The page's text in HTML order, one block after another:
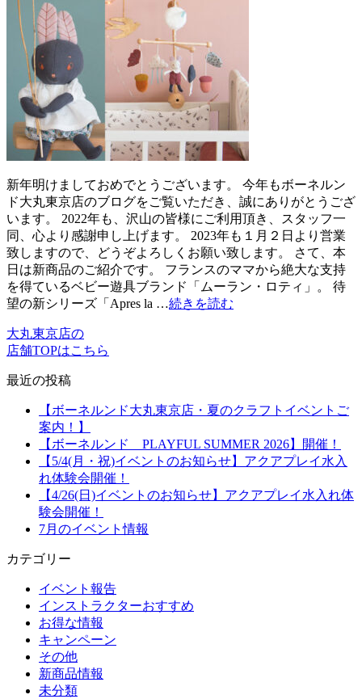
新年明けましておめでとうございます。 今年もボーネルン
ド大丸東京店のブログをご覧いただき、誠にありがとうござ
います。 2022年も、沢山の皆様にご利用頂き、スタッフ一
同、心より感謝申し上げます。 2023年も１月２日より営業
致しますので、どうぞよろしくお願い致します。 さて、本
日は新商品のご紹介です。 フランスのママから絶大な支持
を得ているベビー遊具ブランド「ムーラン・ロティ」。 待
望の新シリーズ「Apres la …続きを読む
大丸東京店の
店舗TOPはこちら
最近の投稿
【ボーネルンド大丸東京店・夏のクラフトイベントご
案内！】
【ボーネルンド PLAYFUL SUMMER 2026】開催！
【5/4(月・祝)イベントのお知らせ】アクアプレイ水入
れ体験会開催！
【4/26(日)イベントのお知らせ】アクアプレイ水入れ体
験会開催！
7月のイベント情報
カテゴリー
イベント報告
インストラクターおすすめ
お得な情報
キャンペーン
その他
新商品情報
未分類